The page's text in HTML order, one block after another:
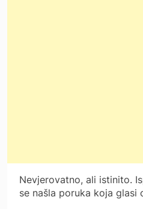
Nevjerovatno, ali istinito.
se našla poruka koja glasi